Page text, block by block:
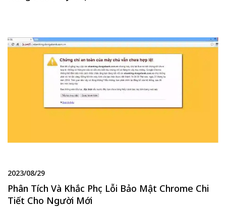
2023/08/29
Phân Tích Và Khắc Phục Lỗi Bảo Mật Chrome Chi
Tiết Cho Người Mới